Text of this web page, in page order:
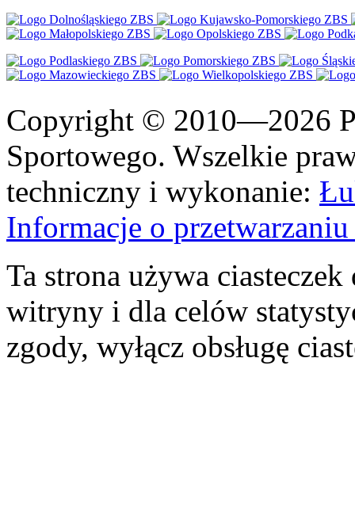
Copyright © 2010—2026
Sportowego. Wszelkie
techniczny i wykonanie:
Informacje o
Ta strona używa
witryny i dla celów
zgody, wyłącz obsługę